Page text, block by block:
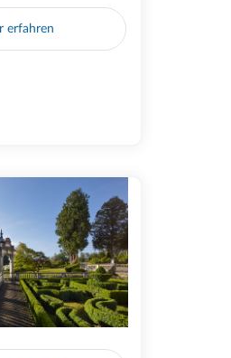
erfahren